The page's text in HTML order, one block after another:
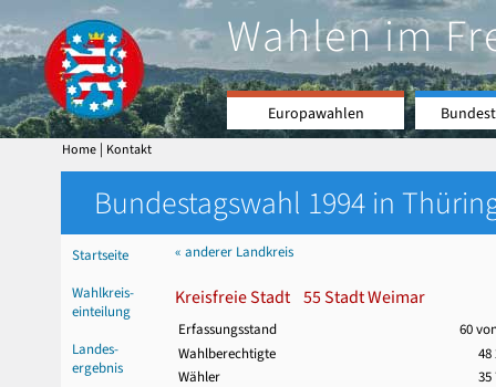
Wahlen im
Europawahlen
Home | Kontakt
Bundestagswahl 1994 in
Startseite
Wahlkreis-
einteilung
Landes-
ergebnis
« anderer Landkreis
Kreisfreie Stadt 55 Stadt Weimar
Erfassungsstand
60
Wahlberechtigte
48
Wähler
35